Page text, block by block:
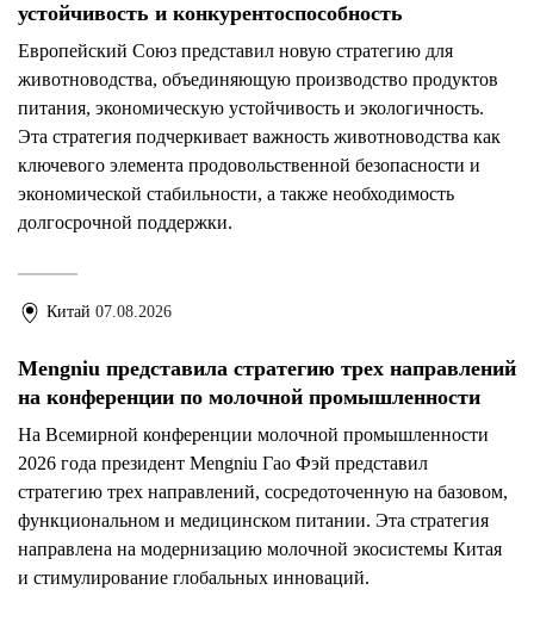
устойчивость и конкурентоспособность
Европейский Союз представил новую стратегию для
животноводства, объединяющую производство продуктов
питания, экономическую устойчивость и экологичность.
Эта стратегия подчеркивает важность животноводства как
ключевого элемента продовольственной безопасности и
экономической стабильности, а также необходимость
долгосрочной поддержки.
Китай 07.08.2026
Mengniu представила стратегию трех направлений
на конференции по молочной промышленности
На Всемирной конференции молочной промышленности
2026 года президент Mengniu Гао Фэй представил
стратегию трех направлений, сосредоточенную на базовом,
функциональном и медицинском питании. Эта стратегия
направлена на модернизацию молочной экосистемы Китая
и стимулирование глобальных инноваций.